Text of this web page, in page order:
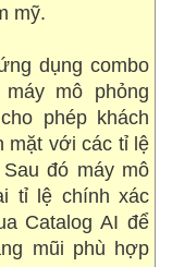
mỹ.
dụng combo
mô phỏng
phép khách
mặt với các tỉ lệ
đó máy mô
tỉ lệ chính xác
Catalog AI để
mũi phù hợp